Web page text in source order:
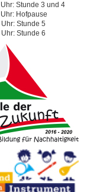
Stunde 3 und 4
Hofpause
Stunde 5
Stunde 6